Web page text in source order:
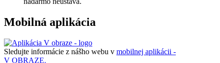
Mobilná aplikácia
Sledujte informácie z nášho webu v mobilnej aplikácii -
V OBRAZE.